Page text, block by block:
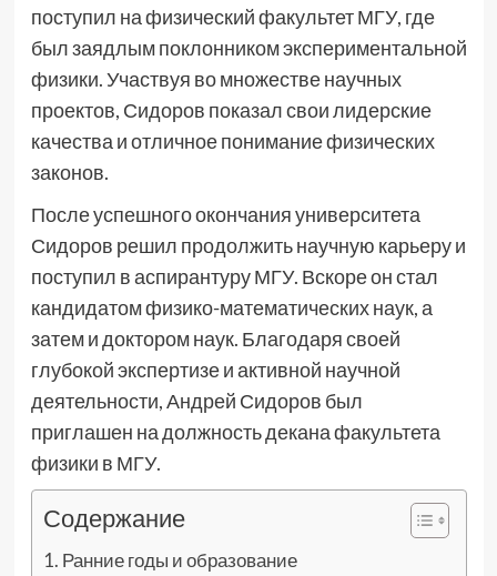
поступил на физический факультет МГУ, где
был заядлым поклонником экспериментальной
физики. Участвуя во множестве научных
проектов, Сидоров показал свои лидерские
качества и отличное понимание физических
законов.
После успешного окончания университета
Сидоров решил продолжить научную карьеру и
поступил в аспирантуру МГУ. Вскоре он стал
кандидатом физико-математических наук, а
затем и доктором наук. Благодаря своей
глубокой экспертизе и активной научной
деятельности, Андрей Сидоров был
приглашен на должность декана факультета
физики в МГУ.
Содержание
Ранние годы и образование